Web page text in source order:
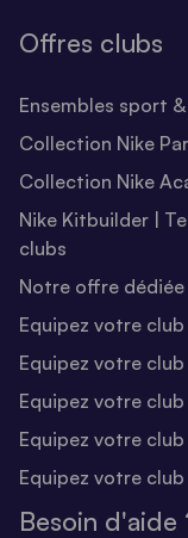
Offres clubs
Ensembles sport
Collection Nike
Collection Nike
Nike Kitbuilder |
clubs
Notre offre
Equipez votre
Equipez votre
Equipez votre
Equipez votre
Equipez votre
Besoin d'aide